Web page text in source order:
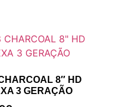
8″ HD
3 GERAÇÃO